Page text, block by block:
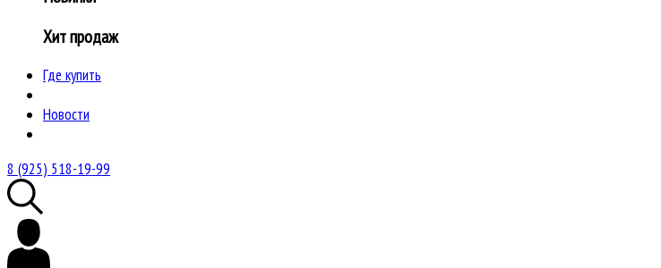
Хит продаж
Где купить
Новости
8 (925) 518-19-99